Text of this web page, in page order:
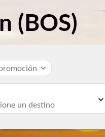
(BOS)
expand_more
expand_more